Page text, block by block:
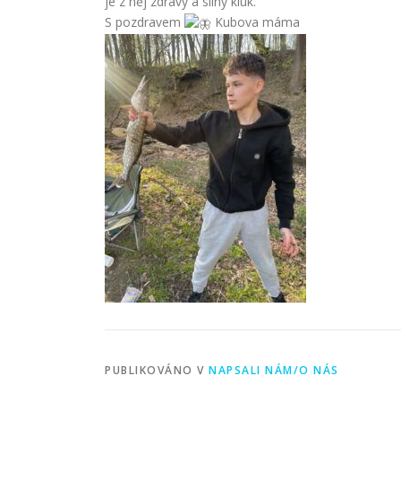
S pozdravem
Kubova máma
PUBLIKOVÁNO V NAPSALI NÁM/O NÁS